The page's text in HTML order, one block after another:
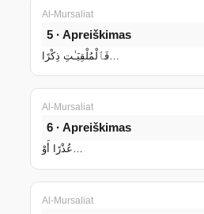
Al-Mursaliat
5 · Apreiškimas
Al-Mursaliat
6 · Apreiškimas
عُذْرًا أَوْ…
Al-Mursaliat